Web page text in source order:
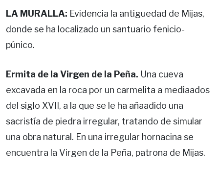
LA MURALLA: Evidencia la antiguedad de Mijas,
donde se ha localizado un santuario fenicio-
púnico.
Ermita de la Virgen de la Peña. Una cueva
excavada en la roca por un carmelita a mediaados
del siglo XVII, a la que se le ha añaadido una
sacristía de piedra irregular, tratando de simular
una obra natural. En una irregular hornacina se
encuentra la Virgen de la Peña, patrona de Mijas.